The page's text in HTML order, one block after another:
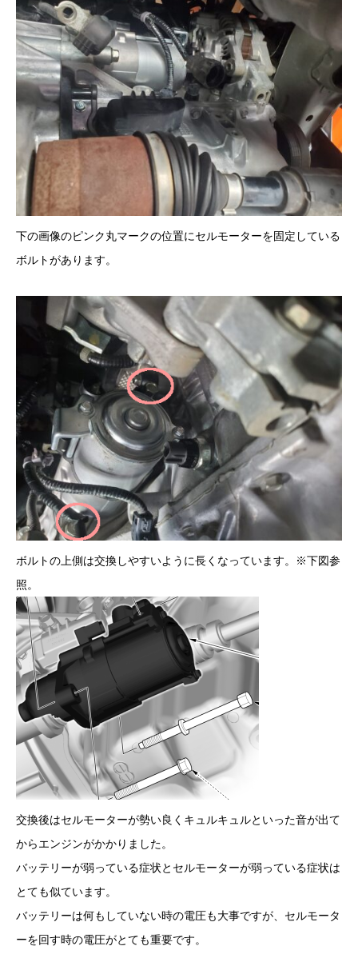
下の画像のピンク丸マークの位置にセルモーターを固定している
ボルトがあります。
ボルトの上側は交換しやすいように長くなっています。※下図参
照。
交換後はセルモーターが勢い良くキュルキュルといった音が出て
からエンジンがかかりました。
バッテリーが弱っている症状とセルモーターが弱っている症状は
とても似ています。
バッテリーは何もしていない時の電圧も大事ですが、セルモータ
ーを回す時の電圧がとても重要です。